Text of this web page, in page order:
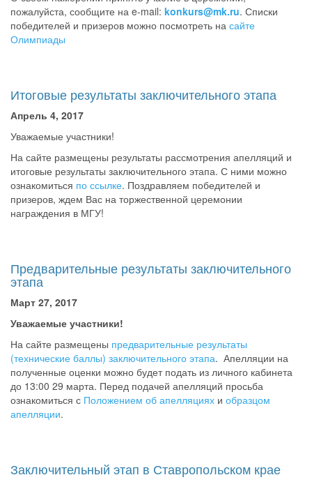
пожалуйста, сообщите на e-mail: konkurs@mk.ru. Списки
победителей и призеров можно посмотреть на сайте
Олимпиады
Итоговые результаты заключительного этапа
Апрель 4, 2017
Уважаемые участники!
На сайте размещены результаты рассмотрения апелляций и
итоговые результаты заключительного этапа. С ними можно
ознакомиться по ссылке. Поздравляем победителей и
призеров, ждем Вас на торжественной церемонии
награждения в МГУ!
Предварительные результаты заключительного
этапа
Март 27, 2017
Уважаемые участники!
На сайте размещены предварительные результаты
(технические баллы) заключительного этапа. Апелляции на
полученные оценки можно будет подать из личного кабинета
до 13:00 29 марта. Перед подачей апелляций просьба
ознакомиться с Положением об апелляциях и образцом
апелляции.
Заключительный этап в Ставропольском крае